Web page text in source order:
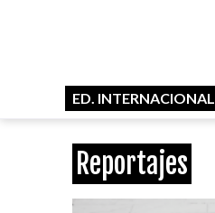
ED. INTERNACIONAL
Reportajes